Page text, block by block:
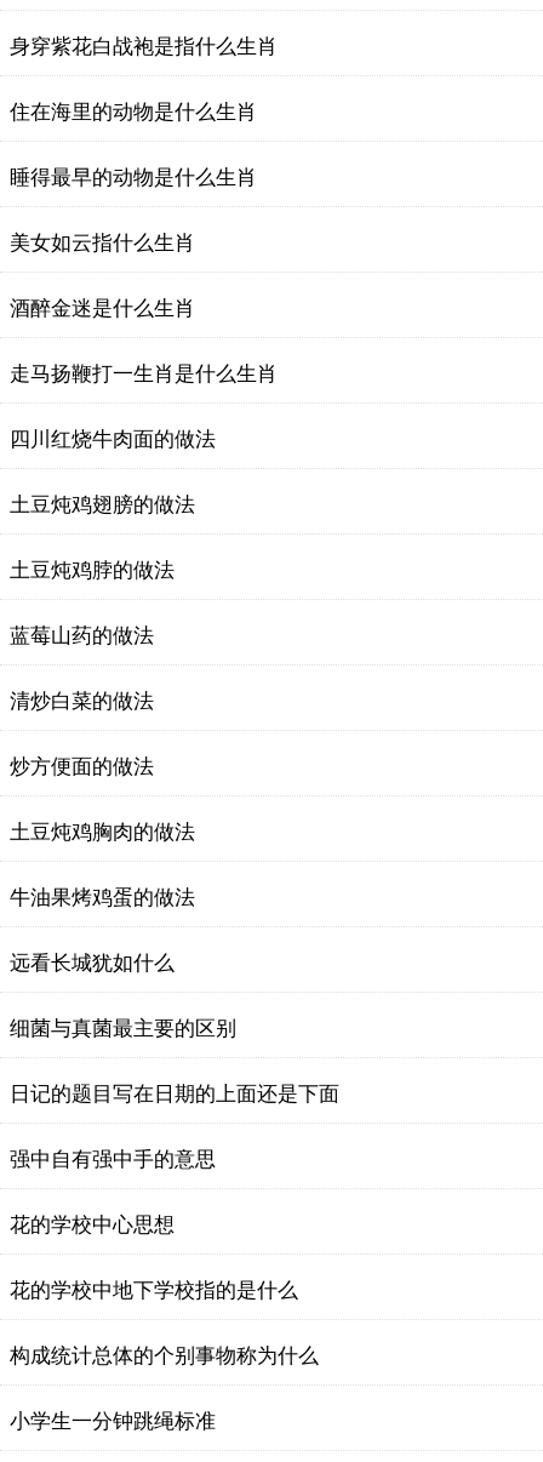
身穿紫花白战袍是指什么生肖
住在海里的动物是什么生肖
睡得最早的动物是什么生肖
美女如云指什么生肖
酒醉金迷是什么生肖
走马扬鞭打一生肖是什么生肖
四川红烧牛肉面的做法
土豆炖鸡翅膀的做法
土豆炖鸡脖的做法
蓝莓山药的做法
清炒白菜的做法
炒方便面的做法
土豆炖鸡胸肉的做法
牛油果烤鸡蛋的做法
远看长城犹如什么
细菌与真菌最主要的区别
日记的题目写在日期的上面还是下面
强中自有强中手的意思
花的学校中心思想
花的学校中地下学校指的是什么
构成统计总体的个别事物称为什么
小学生一分钟跳绳标准